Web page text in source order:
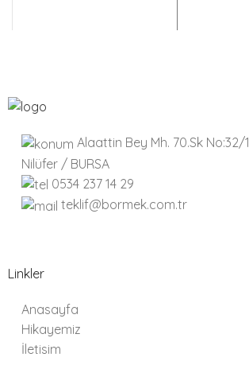
Alaattin Bey Mh. 70.Sk No:32/1
Nilüfer / BURSA
0534 237 14 29
teklif@bormek.com.tr
Linkler
Anasayfa
Hikayemiz
İletisim